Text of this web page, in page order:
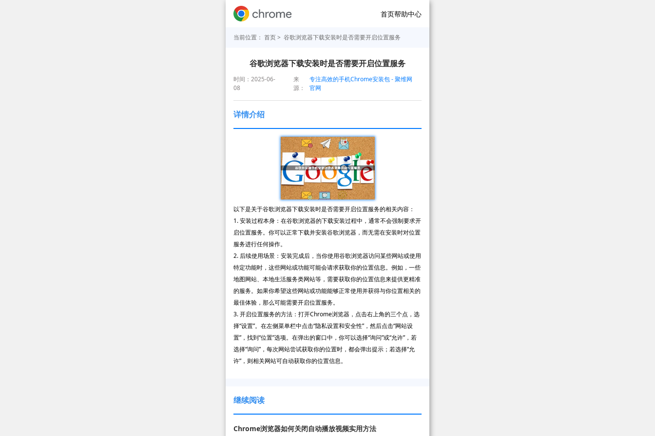
首页帮助中心
当前位置： 首页> 谷歌浏览器下载安装时是否需要开启位置服务
谷歌浏览器下载安装时是否需要开启位置服务
时间：2025-06-
08
来
源：
专注高效的手机Chrome安装包 - 聚维网
官网
详情介绍
以下是关于谷歌浏览器下载安装时是否需要开启位置服务的相关内容：
1. 安装过程本身：在谷歌浏览器的下载安装过程中，通常不会强制要求开
启位置服务。你可以正常下载并安装谷歌浏览器，而无需在安装时对位置
服务进行任何操作。
2. 后续使用场景：安装完成后，当你使用谷歌浏览器访问某些网站或使用
特定功能时，这些网站或功能可能会请求获取你的位置信息。例如，一些
地图网站、本地生活服务类网站等，需要获取你的位置信息来提供更精准
的服务。如果你希望这些网站或功能能够正常使用并获得与你位置相关的
最佳体验，那么可能需要开启位置服务。
3. 开启位置服务的方法：打开Chrome浏览器，点击右上角的三个点，选
择“设置”。在左侧菜单栏中点击“隐私设置和安全性”，然后点击“网站设
置”，找到“位置”选项。在弹出的窗口中，你可以选择“询问”或“允许”，若
选择“询问”，每次网站尝试获取你的位置时，都会弹出提示；若选择“允
许”，则相关网站可自动获取你的位置信息。
继续阅读
Chrome浏览器如何关闭自动播放视频实用方法